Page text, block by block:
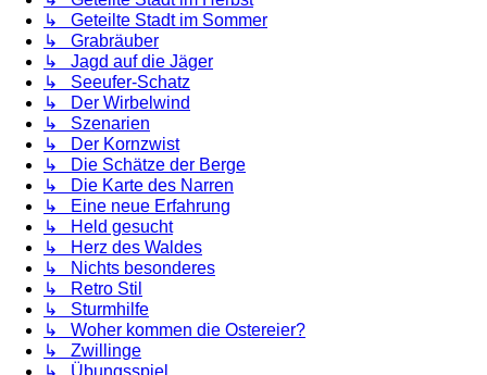
↳ Geteilte Stadt im Sommer
↳ Grabräuber
↳ Jagd auf die Jäger
↳ Seeufer-Schatz
↳ Der Wirbelwind
↳ Szenarien
↳ Der Kornzwist
↳ Die Schätze der Berge
↳ Die Karte des Narren
↳ Eine neue Erfahrung
↳ Held gesucht
↳ Herz des Waldes
↳ Nichts besonderes
↳ Retro Stil
↳ Sturmhilfe
↳ Woher kommen die Ostereier?
↳ Zwillinge
↳ Übungsspiel